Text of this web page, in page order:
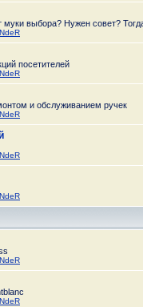
муки выбора? Нужен совет?
посетителей
и обслуживанием ручек